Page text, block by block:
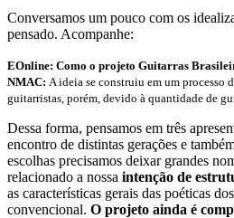
Conversamos um pouco com os
pensado. Acompanhe:
EOnline: Como o projeto Guitarras
NMAC: A ideia se construiu em um processo
guitarristas, porém, devido à quantidade de
Dessa forma, pensamos em três
encontro de distintas gerações e
escolhas precisamos deixar grandes
relacionado a nossa intenção de
as características gerais das poéticas
convencional. O projeto ainda é